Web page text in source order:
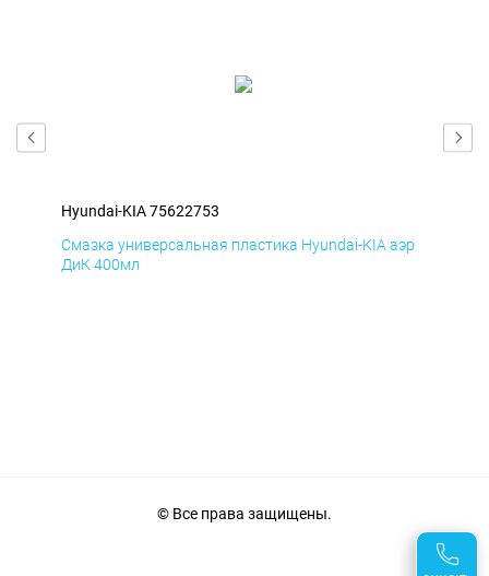
Hyundai-KIA 75622753
Смазка универсальная пластика Hyundai-KIA аэр
ДиК 400мл
© Все права защищены.